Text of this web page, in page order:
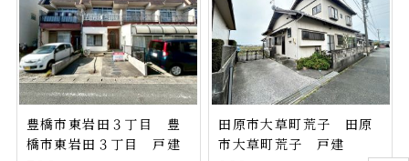
豊橋市東岩田３丁目 豊
橋市東岩田３丁目 戸建
田原市大草町荒子 田原
市大草町荒子 戸建